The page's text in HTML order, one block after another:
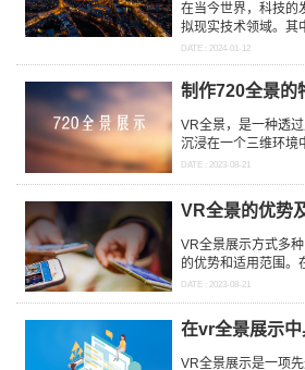
在当今世界，科技的
拟现实技术领域。其
DATE : 2024-01-12
制作720全景的
VR全景，是一种透
沉浸在一个三维环境
DATE : 2023-08-21
VR全景的优势
VR全景展示方式多
的优势和适用范围。
DATE : 2023-08-21
在vr全景展示中
VR全景展示是一项